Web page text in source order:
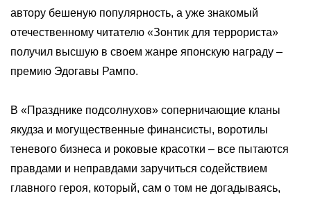
автору бешеную популярность, а уже знакомый
отечественному читателю «Зонтик для террориста»
получил высшую в своем жанре японскую награду –
премию Эдогавы Рампо.
В «Празднике подсолнухов» соперничающие кланы
якудза и могущественные финансисты, воротилы
теневого бизнеса и роковые красотки – все пытаются
правдами и неправдами заручиться содействием
главного героя, который, сам о том не догадываясь,